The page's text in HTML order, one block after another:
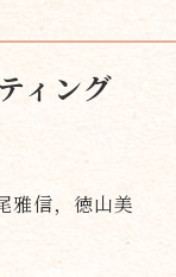
ィング
雅信，徳山美